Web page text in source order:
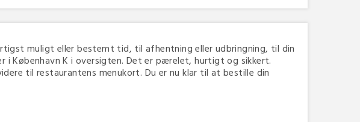
muligt eller bestemt tid, til afhentning eller udbringning, til din
i København K i oversigten. Det er pærelet, hurtigt og sikkert.
til restaurantens menukort. Du er nu klar til at bestille din